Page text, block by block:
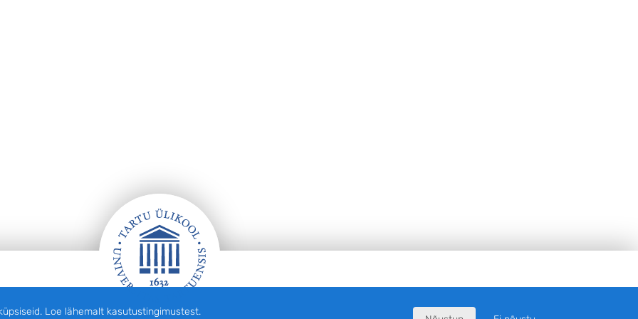
Loe lähemalt kasutustingimustest.